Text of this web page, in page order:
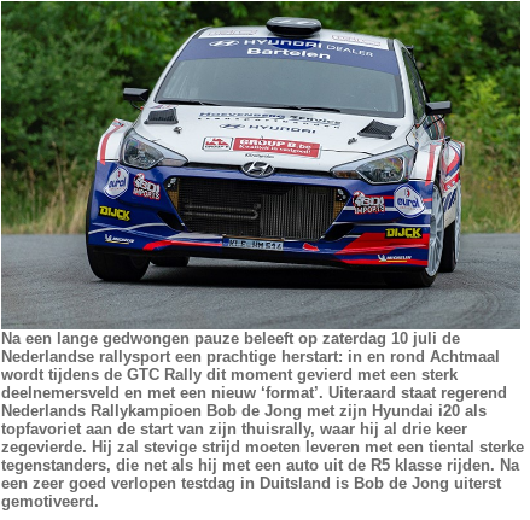
Na een lange gedwongen pauze beleeft op zaterdag 10 juli de
Nederlandse rallysport een prachtige herstart: in en rond Achtmaal
wordt tijdens de GTC Rally dit moment gevierd met een sterk
deelnemersveld en met een nieuw ‘format’. Uiteraard staat regerend
Nederlands Rallykampioen Bob de Jong met zijn Hyundai i20 als
topfavoriet aan de start van zijn thuisrally, waar hij al drie keer
zegevierde. Hij zal stevige strijd moeten leveren met een tiental sterke
tegenstanders, die net als hij met een auto uit de R5 klasse rijden. Na
een zeer goed verlopen testdag in Duitsland is Bob de Jong uiterst
gemotiveerd.